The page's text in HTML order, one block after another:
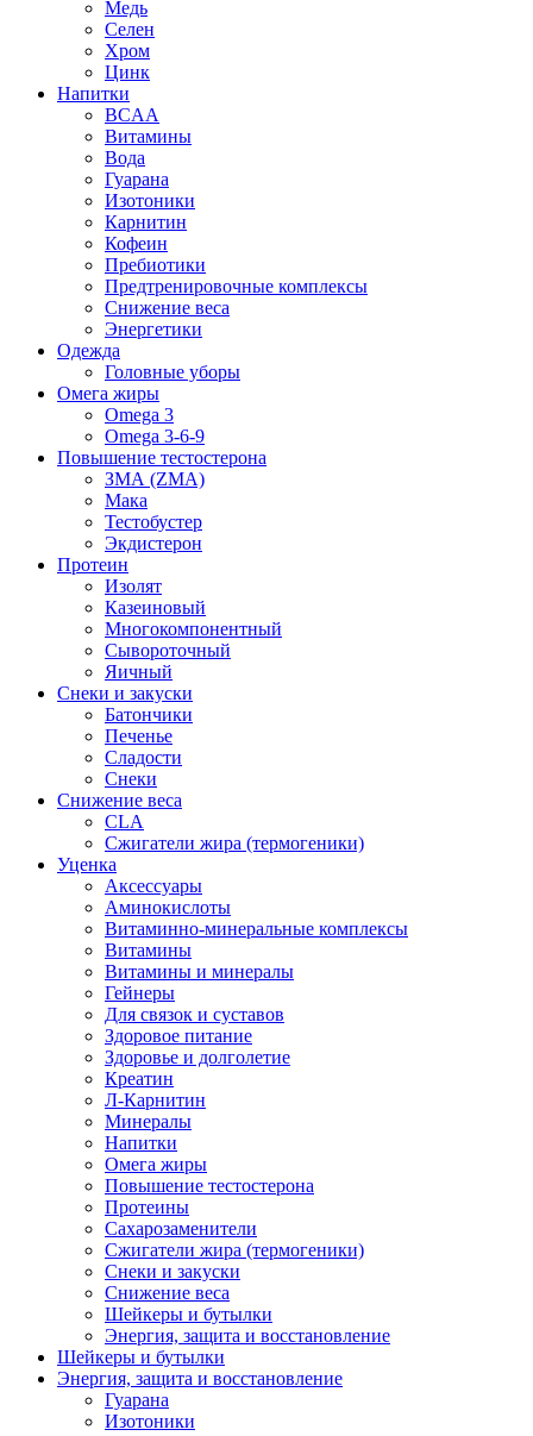
Медь
Селен
Хром
Цинк
Напитки
BCAA
Витамины
Вода
Гуарана
Изотоники
Карнитин
Кофеин
Пребиотики
Предтренировочные комплексы
Снижение веса
Энергетики
Одежда
Головные уборы
Омега жиры
Omega 3
Omega 3-6-9
Повышение тестостерона
ЗМА (ZMA)
Мака
Тестобустер
Экдистерон
Протеин
Изолят
Казеиновый
Многокомпонентный
Сывороточный
Яичный
Снеки и закуски
Батончики
Печенье
Сладости
Снеки
Снижение веса
CLA
Сжигатели жира (термогеники)
Уценка
Аксессуары
Аминокислоты
Витаминно-минеральные комплексы
Витамины
Витамины и минералы
Гейнеры
Для связок и суставов
Здоровое питание
Здоровье и долголетие
Креатин
Л-Карнитин
Минералы
Напитки
Омега жиры
Повышение тестостерона
Протеины
Сахарозаменители
Сжигатели жира (термогеники)
Снеки и закуски
Снижение веса
Шейкеры и бутылки
Энергия, защита и восстановление
Шейкеры и бутылки
Энергия, защита и восстановление
Гуарана
Изотоники